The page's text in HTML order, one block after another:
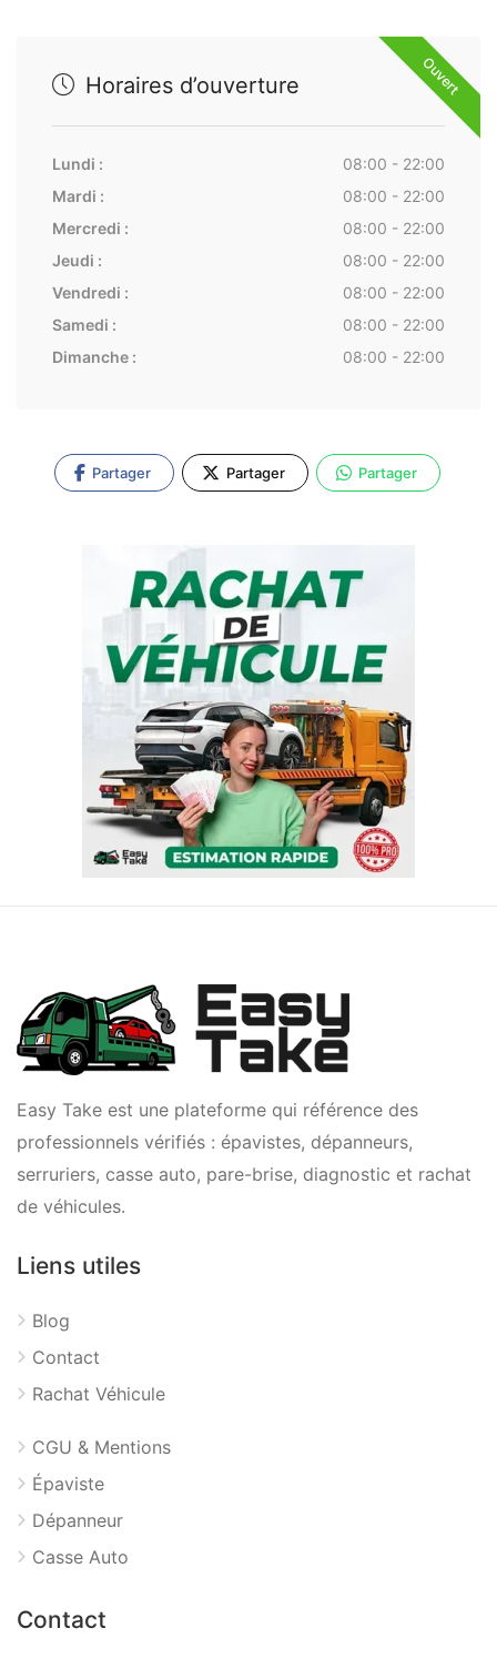
Ouvert
Horaires d’ouverture
Lundi :
08:00 - 22:00
Mardi :
08:00 - 22:00
Mercredi :
08:00 - 22:00
Jeudi :
08:00 - 22:00
Vendredi :
08:00 - 22:00
Samedi :
08:00 - 22:00
Dimanche :
08:00 - 22:00
Partager Partager Partager
Easy Take est une plateforme qui référence des
professionnels vérifiés : épavistes, dépanneurs,
serruriers, casse auto, pare-brise, diagnostic et rachat
de véhicules.
Liens utiles
Blog
Contact
Rachat Véhicule
CGU & Mentions
Épaviste
Dépanneur
Casse Auto
Contact